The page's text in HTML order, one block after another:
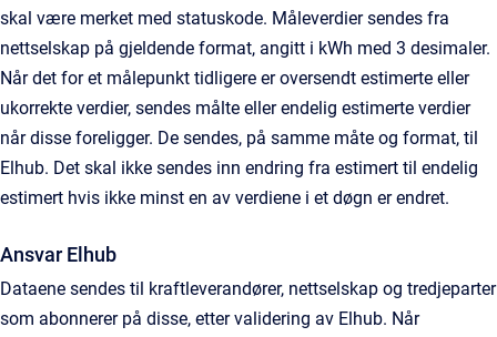
skal være merket med statuskode. Måleverdier sendes fra
nettselskap på gjeldende format, angitt i kWh med 3 desimaler.
Når det for et målepunkt tidligere er oversendt estimerte eller
ukorrekte verdier, sendes målte eller endelig estimerte verdier
når disse foreligger. De sendes, på samme måte og format, til
Elhub. Det skal ikke sendes inn endring fra estimert til endelig
estimert hvis ikke minst en av verdiene i et døgn er endret.
Ansvar Elhub
Dataene sendes til kraftleverandører, nettselskap og tredjeparter
som abonnerer på disse, etter validering av Elhub. Når